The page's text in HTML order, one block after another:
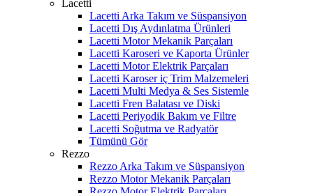
Lacetti
Lacetti Arka Takım ve Süspansiyon
Lacetti Dış Aydınlatma Ürünleri
Lacetti Motor Mekanik Parçaları
Lacetti Karoseri ve Kaporta Ürünler
Lacetti Motor Elektrik Parçaları
Lacetti Karoser iç Trim Malzemeleri
Lacetti Multi Medya & Ses Sistemle
Lacetti Fren Balatası ve Diski
Lacetti Periyodik Bakım ve Filtre
Lacetti Soğutma ve Radyatör
Tümünü Gör
Rezzo
Rezzo Arka Takım ve Süspansiyon
Rezzo Motor Mekanik Parçaları